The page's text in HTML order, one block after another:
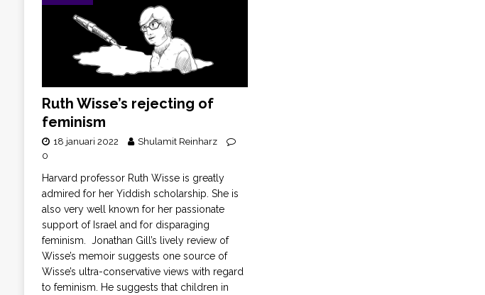
Ruth Wisse’s rejecting of
feminism
18 januari 2022
Shulamit Reinharz
0
Harvard professor Ruth Wisse is greatly
admired for her Yiddish scholarship. She is
also very well known for her passionate
support of Israel and for disparaging
feminism. Jonathan Gill’s lively review of
Wisse’s memoir suggests one source of
Wisse’s ultra-conservative views with regard
to feminism. He suggests that children in